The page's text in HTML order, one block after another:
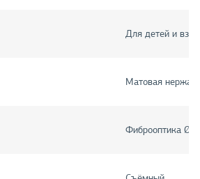
Для детей и
Матовая
Фиброоптика Ø